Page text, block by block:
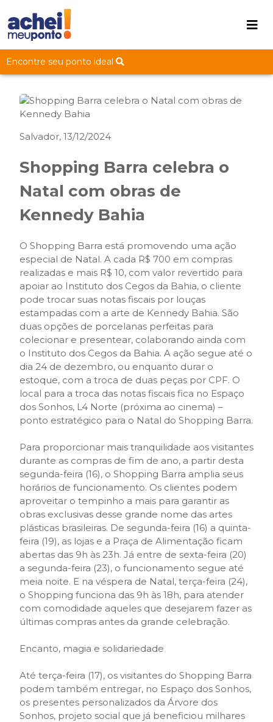
Encontre seu ponto ideal
Salvador, 13/12/2024
Shopping Barra celebra o
Natal com obras de
Kennedy Bahia
O Shopping Barra está promovendo uma ação
especial de Natal. A cada R$ 700 em compras
realizadas e mais R$ 10, com valor revertido para
apoiar ao Instituto dos Cegos da Bahia, o cliente
pode trocar suas notas fiscais por louças
estampadas com a arte de Kennedy Bahia. São
duas opções de porcelanas perfeitas para
colecionar e presentear, colaborando ainda com
o Instituto dos Cegos da Bahia. A ação segue até o
dia 24 de dezembro, ou enquanto durar o
estoque, com a troca de duas peças por CPF. O
local para a troca das notas fiscais fica no Espaço
dos Sonhos, L4 Norte (próxima ao cinema) –
ponto estratégico para o Natal do Shopping Barra.
Para proporcionar mais tranquilidade aos visitantes
durante as compras de fim de ano, a partir desta
segunda-feira (16), o Shopping Barra amplia seus
horários de funcionamento. Os clientes podem
aproveitar o tempinho a mais para garantir as
obras exclusivas desse grande nome das artes
plásticas brasileiras. De segunda-feira (16) a quinta-
feira (19), as lojas e a Praça de Alimentação ficam
abertas das 9h às 23h. Já entre de sexta-feira (20)
a segunda-feira (23), o funcionamento segue até
meia noite. E na véspera de Natal, terça-feira (24),
o Shopping funciona das 9h às 18h, para atender
com comodidade aqueles que desejarem fazer as
últimas compras antes da grande celebração.
Encanto, magia e solidariedade
Até terça-feira (17), os visitantes do Shopping Barra
podem também entregar, no Espaço dos Sonhos,
os presentes personalizados da Árvore dos
Sonhos, projeto social que já beneficiou milhares